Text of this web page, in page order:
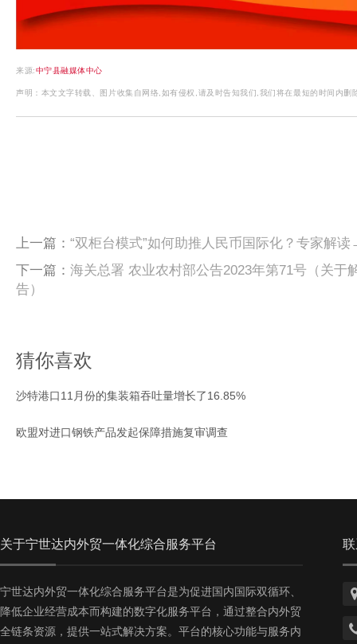
来源:中宁县融媒体中心
声明：本文文字转载、图片收集自网络,如有侵权,请及时告知我们,我们将在最短的时间内删
上一篇： “双柜台模式”如何助推人民币国际化？专家解
下一篇： 海关总署 农业农村部公告2023年第71号（关于
告）
猜你喜欢
沙特港口11月份的集装箱吞吐量增长了16.85%
欧盟对进口钢铁产品发起保障措施复审调查
关于宁世达内外贸一体化综合服务平台
宁世达内外贸一体化综合服务平台是为促进国内国际双循环、
降低企业经营成本而构建的数字化服务平台，通过整合内外贸
全链条资源，提供一站式解决方案。‌平台的核心功能与服务内